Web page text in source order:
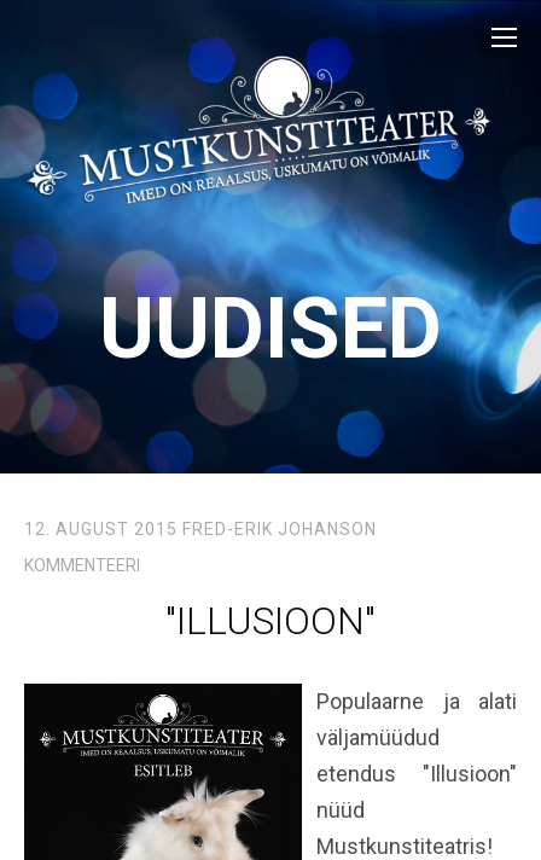
UUDISED
12. AUGUST 2015 FRED-ERIK JOHANSON
KOMMENTEERI
"ILLUSIOON"
Populaarne ja alati
väljamüüdud
etendus "Illusioon"
nüüd
Mustkunstiteatris!